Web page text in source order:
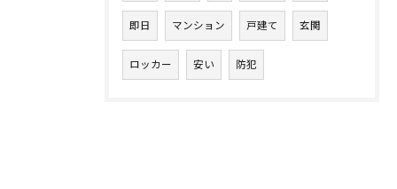
即日 マンション 戸建て 玄関
ロッカー 安い 防犯